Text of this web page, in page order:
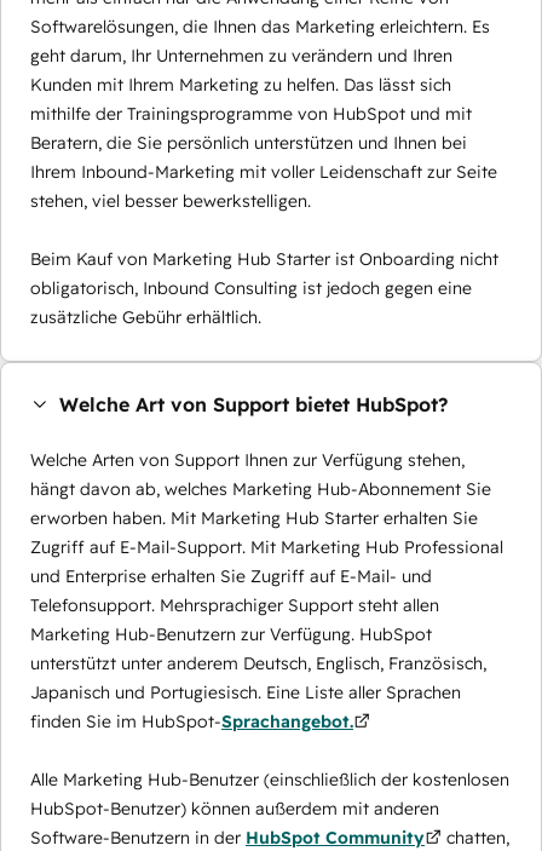
Softwarelösungen, die Ihnen das Marketing erleichtern. Es
geht darum, Ihr Unternehmen zu verändern und Ihren
Kunden mit Ihrem Marketing zu helfen. Das lässt sich
mithilfe der Trainingsprogramme von HubSpot und mit
Beratern, die Sie persönlich unterstützen und Ihnen bei
Ihrem Inbound-Marketing mit voller Leidenschaft zur Seite
stehen, viel besser bewerkstelligen.
Beim Kauf von Marketing Hub Starter ist Onboarding nicht
obligatorisch, Inbound Consulting ist jedoch gegen eine
zusätzliche Gebühr erhältlich.
Welche Art von Support bietet HubSpot?
Welche Arten von Support Ihnen zur Verfügung stehen,
hängt davon ab, welches Marketing Hub-Abonnement Sie
erworben haben. Mit Marketing Hub Starter erhalten Sie
Zugriff auf E-Mail-Support. Mit Marketing Hub Professional
und Enterprise erhalten Sie Zugriff auf E-Mail- und
Telefonsupport. Mehrsprachiger Support steht allen
Marketing Hub-Benutzern zur Verfügung. HubSpot
unterstützt unter anderem Deutsch, Englisch, Französisch,
Japanisch und Portugiesisch. Eine Liste aller Sprachen
finden Sie im HubSpot-Sprachangebot.
Alle Marketing Hub-Benutzer (einschließlich der kostenlosen
HubSpot-Benutzer) können außerdem mit anderen
Software-Benutzern in der HubSpot Community
chatten,